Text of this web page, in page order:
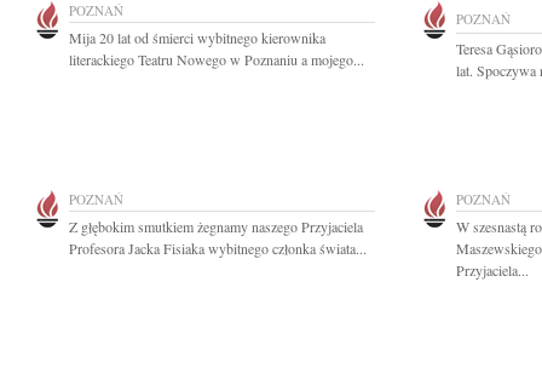
POZNAŃ
Mija 20 lat od śmierci wybitnego kierownika
literackiego Teatru Nowego w Poznaniu a mojego...
POZNAŃ
Teresa
lat. Spoczywa
POZNAŃ
Z głębokim smutkiem żegnamy naszego Przyjaciela
Profesora Jacka Fisiaka wybitnego członka świata...
POZNAŃ
W szesnastą
Przyjaciela...